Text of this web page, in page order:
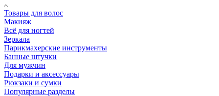
Товары для волос
Макияж
Всё для ногтей
Зеркала
Парикмахерские инструменты
Банные штучки
Для мужчин
Подарки и аксессуары
Рюкзаки и сумки
Популярные разделы